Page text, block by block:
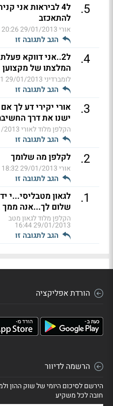
5
.
ל4 לביראות אני
להתאכזב
אורי29/01/2013 20:26
הגב לתגובה זו
4
.
ל2..אני דווקא
המלצתו של מקצוען
לומברדיני29/01/2013 19:11
הגב לתגובה זו
3
.
אורי
ישנו את דרך
הקלפן מלוד לאורי19:07
הגב לתגובה זו
2
. לקלפן מה שלומך
אורי29/01/2013 18:32
הגב לתגובה זו
1
.
לגאון מטבליסי...י
שלום לך...אנה ממך
הקלפן מלוד לגאון מטב
29/01/2013 16:44
הגב לתגובה זו
הורדת אפליקציה
הרשמה לדיוור
הירשם לסיכום היומי של שוק ההון
חובה לכל משקיע